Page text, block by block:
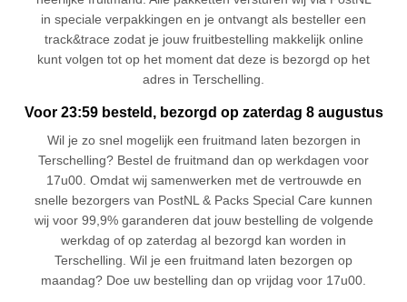
in speciale verpakkingen en je ontvangt als besteller een
track&trace zodat je jouw fruitbestelling makkelijk online
kunt volgen tot op het moment dat deze is bezorgd op het
adres in Terschelling.
Voor 23:59 besteld, bezorgd op zaterdag 8 augustus
Wil je zo snel mogelijk een fruitmand laten bezorgen in
Terschelling? Bestel de fruitmand dan op werkdagen voor
17u00. Omdat wij samenwerken met de vertrouwde en
snelle bezorgers van PostNL & Packs Special Care kunnen
wij voor 99,9% garanderen dat jouw bestelling de volgende
werkdag of op zaterdag al bezorgd kan worden in
Terschelling. Wil je een fruitmand laten bezorgen op
maandag? Doe uw bestelling dan op vrijdag voor 17u00.